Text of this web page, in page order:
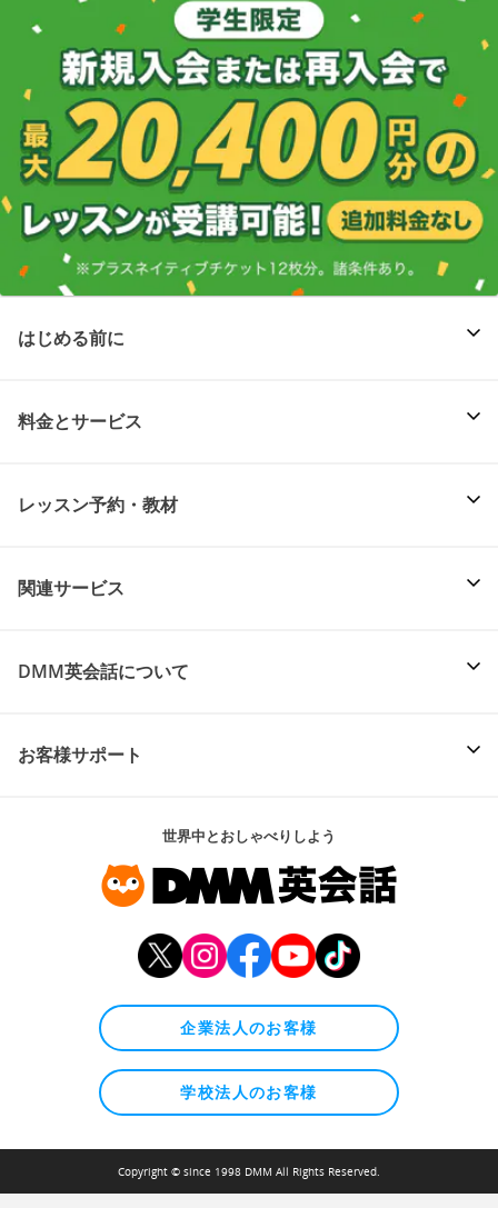
はじめる前に
料金とサービス
レッスン予約・教材
関連サービス
DMM英会話について
お客様サポート
世界中とおしゃべりしよう
企業法人のお客様
学校法人のお客様
Copyright © since 1998 DMM All Rights Reserved.